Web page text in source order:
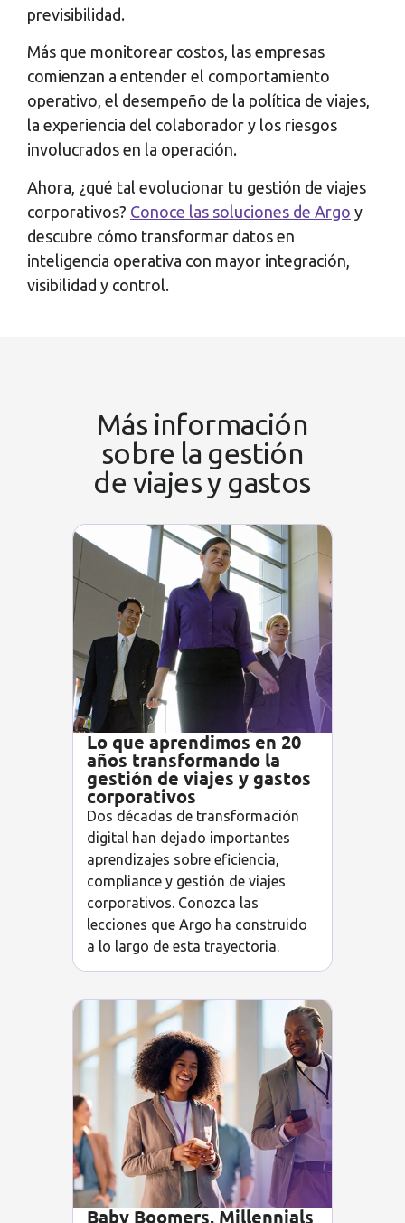
previsibilidad.
Más que monitorear costos, las empresas
comienzan a entender el comportamiento
operativo, el desempeño de la política de viajes,
la experiencia del colaborador y los riesgos
involucrados en la operación.
Ahora, ¿qué tal evolucionar tu gestión de viajes
corporativos? Conoce las soluciones de Argo y
descubre cómo transformar datos en
inteligencia operativa con mayor integración,
visibilidad y control.
Más información
sobre la gestión
de viajes y gastos
Lo que aprendimos en 20
años transformando la
gestión de viajes y gastos
corporativos
Dos décadas de transformación
digital han dejado importantes
aprendizajes sobre eficiencia,
compliance y gestión de viajes
corporativos. Conozca las
lecciones que Argo ha construido
a lo largo de esta trayectoria.
Baby Boomers, Millennials